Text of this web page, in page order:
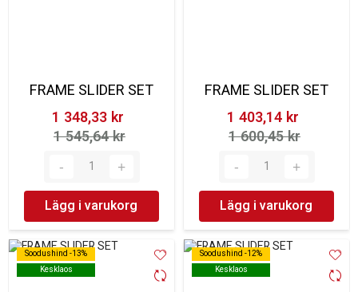
FRAME SLIDER SET
1 348,33 kr‎
1 545,64 kr‎
Lägg i varukorg
FRAME SLIDER SET
1 403,14 kr‎
1 600,45 kr‎
Lägg i varukorg
Soodushind -13%
Kesklaos
Soodushind -13%
Kesklaos
Soodushind -12%
Kesklaos
Soodushind -12%
Kesklaos